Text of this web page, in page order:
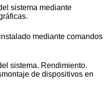
sistema mediante
mediante comandos
sistema. Rendimiento.
de dispositivos en